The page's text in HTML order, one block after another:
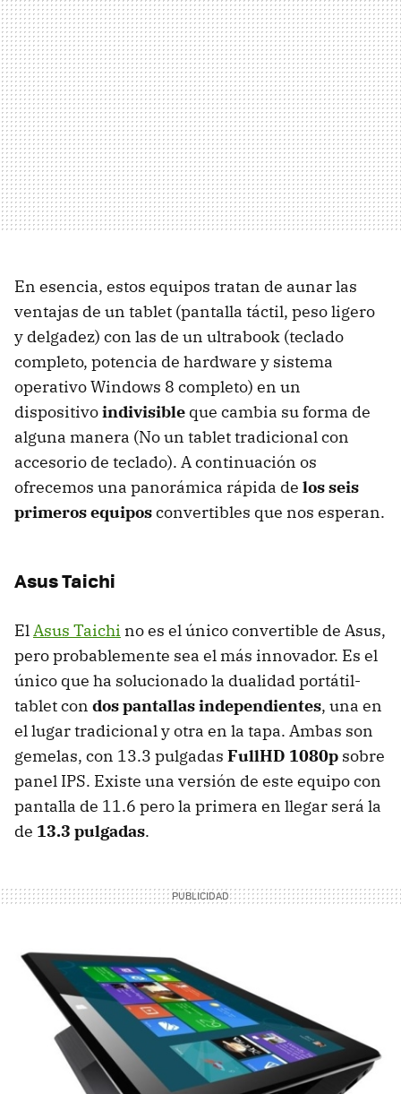
En esencia, estos equipos tratan de aunar las
ventajas de un tablet (pantalla táctil, peso ligero
y delgadez) con las de un ultrabook (teclado
completo, potencia de hardware y sistema
operativo Windows 8 completo) en un
dispositivoindivisible que cambia su forma de
alguna manera (No un tablet tradicional con
accesorio de teclado). A continuación os
ofrecemos una panorámica rápida de los seis
primeros equiposconvertibles que nos esperan.
Asus Taichi
ElAsus Taichi no es el único convertible de Asus,
pero probablemente sea el más innovador. Es el
único que ha solucionado la dualidad portátil-
tablet con dos pantallas independientes, una en
el lugar tradicional y otra en la tapa. Ambas son
gemelas, con 13.3 pulgadas FullHD 1080p sobre
panel IPS. Existe una versión de este equipo con
pantalla de 11.6 pero la primera en llegar será la
de 13.3 pulgadas.